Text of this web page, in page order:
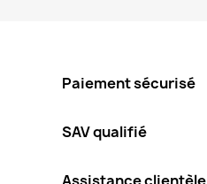
Paiement sécurisé
SAV qualifié
Assistance clientèle